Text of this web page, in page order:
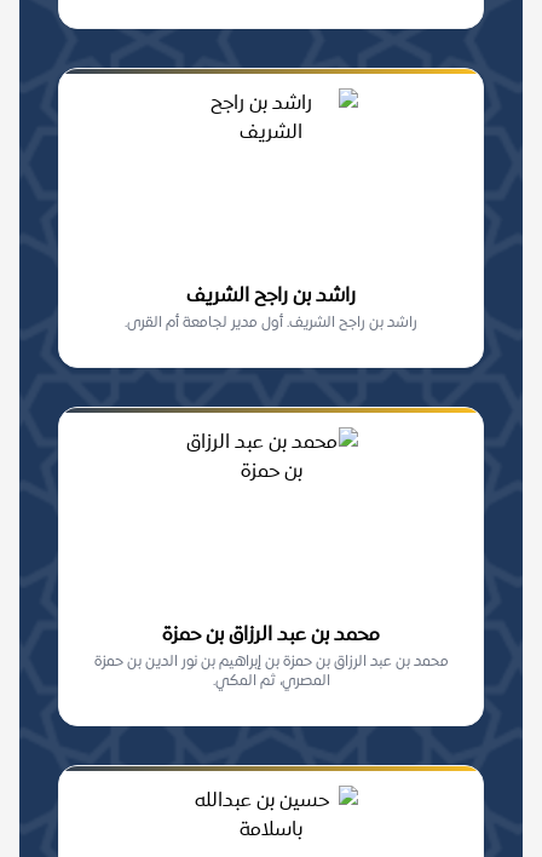
راشد بن راجح الشريف
راشد بن راجح الشريف. أول مدير لجامعة أم القرى.
محمد بن عبد الرزاق بن حمزة
محمد بن عبد الرزاق بن حمزة بن إبراهيم بن نور الدين بن حمزة
المصري، ثم المكي.